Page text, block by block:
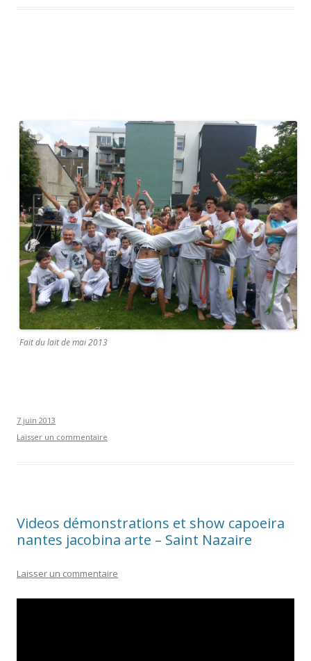
Fait du lait de mai 2013
7 juin 2013
Laisser un commentaire
Videos démonstrations et show capoeira
nantes jacobina arte – Saint Nazaire
Laisser un commentaire